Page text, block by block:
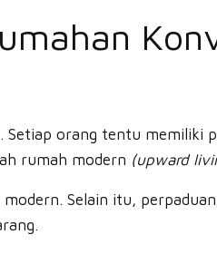
orang tentu memiliki
rumah modern (upward
Selain itu,